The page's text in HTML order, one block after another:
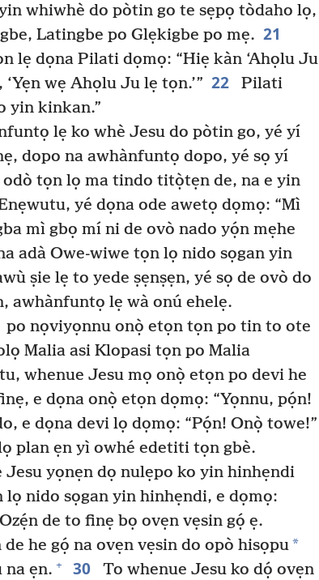
whiwhè do pòtin go te sẹpọ tòdaho lọ,
Latingbe po Glẹkigbe po mẹ. 21
lẹ dọna Pilati dọmọ: “Hiẹ kàn ‘Ahọlu Ju
wẹ Ahọlu Ju lẹ tọn.’” 22
Pilati
yin kinkan.”
lẹ ko whè Jesu do pòtin go, yé yí
dopo na awhànfuntọ dopo, yé sọ yí
tọn lọ ma tindo titọ̀tẹn de, na e yin
yé dọna ode awetọ dọmọ: “Mì
mì gbọ mí ni de ovò nado yọ́n mẹhe
adà Owe-wiwe tọn lọ nido sọgan yin
ṣie lẹ to yede ṣẹnṣẹn, yé sọ de ovò do
awhànfuntọ lẹ wà onú ehelẹ.
po nọviyọnnu onọ̀ etọn tọn po tin to ote
Malia asi Klopasi tọn po Malia
whenue Jesu mọ onọ̀ etọn po devi he
e dọna onọ̀ etọn dọmọ: “Yọnnu, pọ́n!
e dọna devi lọ dọmọ: “Pọ́n! Onọ̀ towe!”
plan ẹn yì owhé edetiti tọn gbè.
Jesu yọnẹn dọ nulẹpo ko yin hinhẹndi
nido sọgan yin hinhẹndi, e dọmọ:
Ozẹ́n de to finẹ bọ ovẹn vẹsin gọ́ ẹ.
he gọ́ na ovẹn vẹsin do opò hisọpu*
na ẹn. + 30
To whenue Jesu ko dọ́ ovẹn